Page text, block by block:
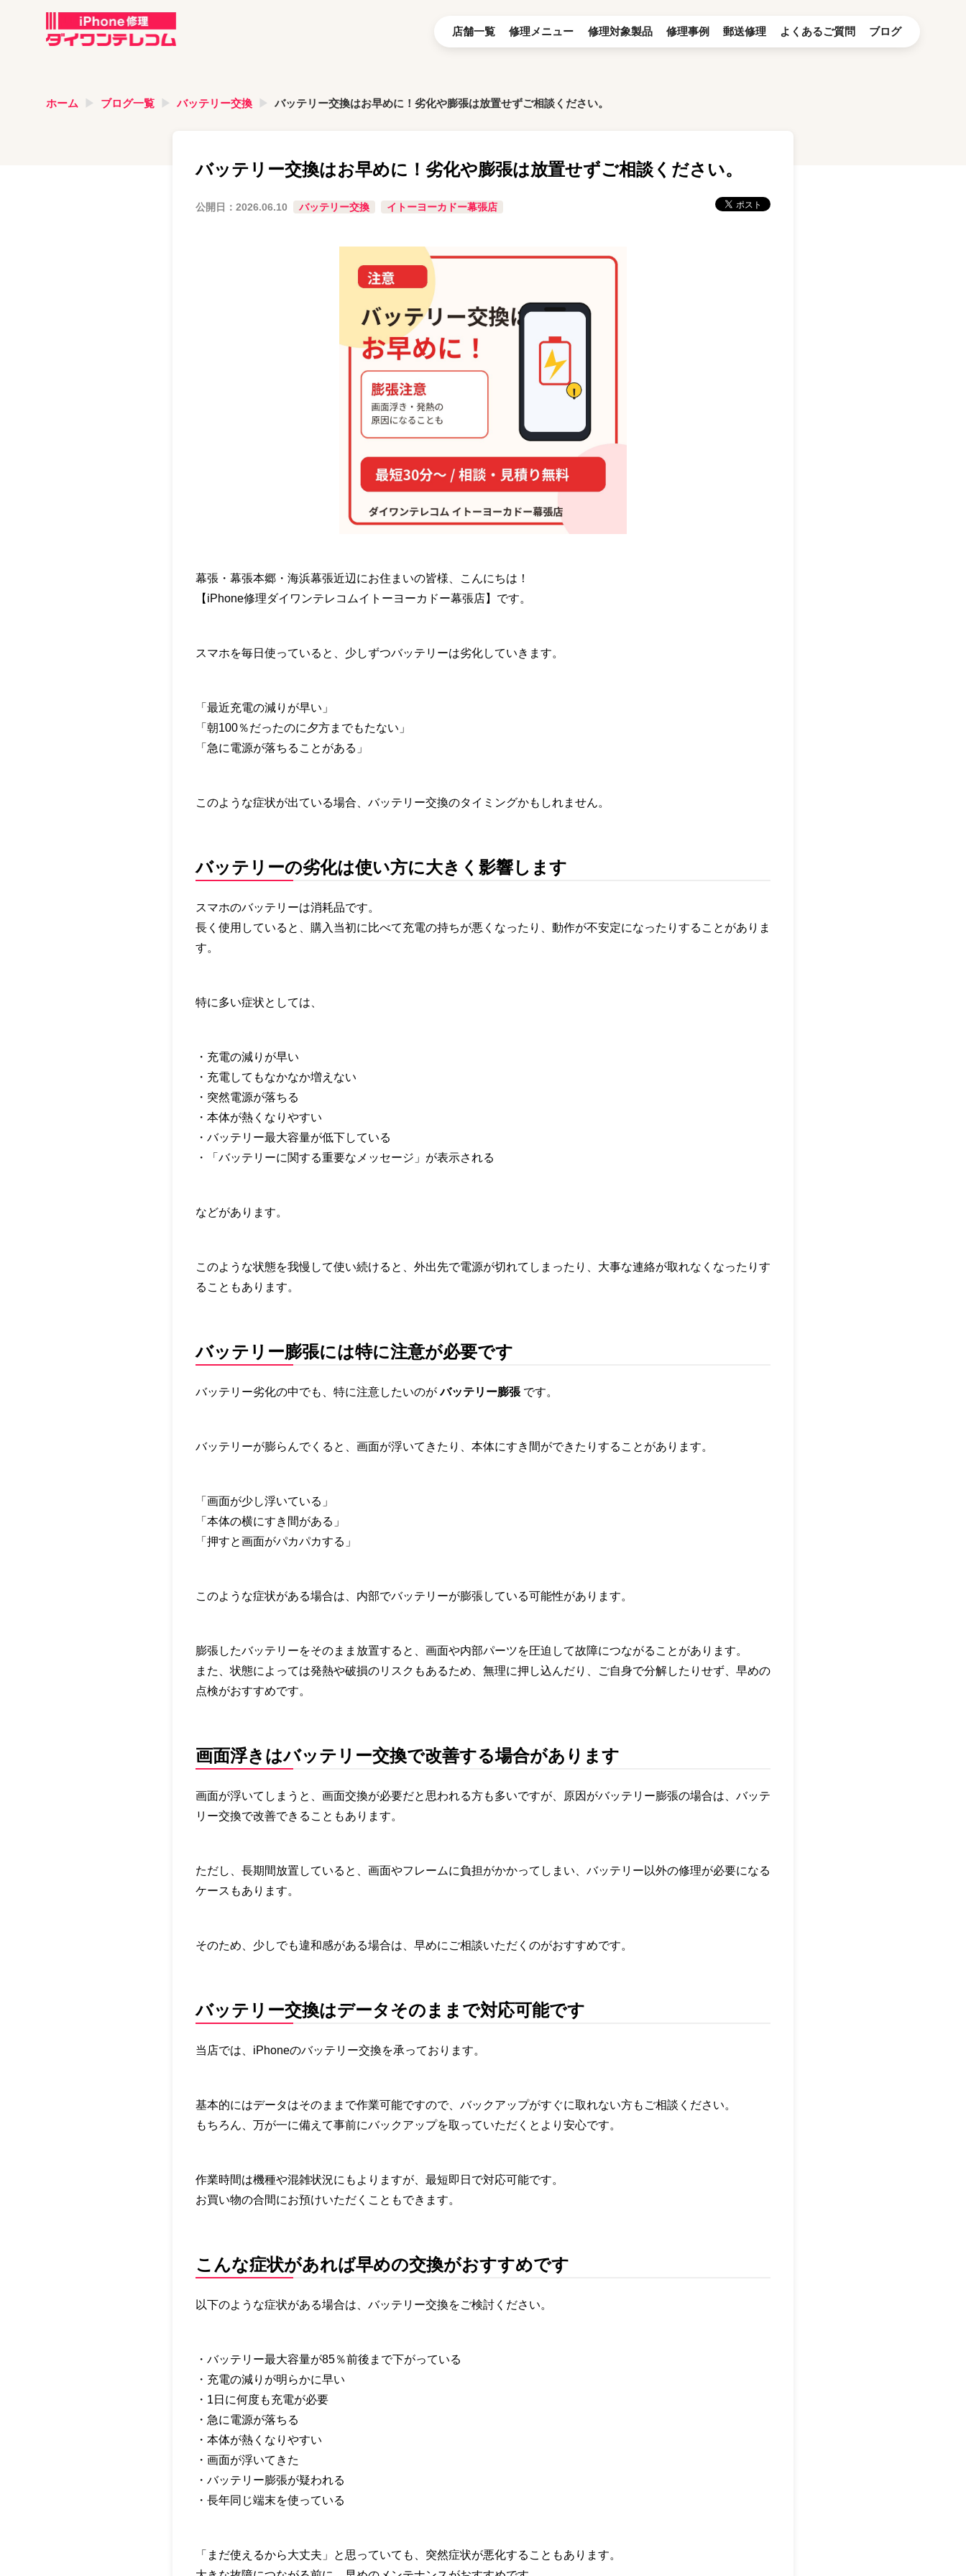
店舗一覧 修理メニュー 修理対象製品 修理事例 郵送修理 よくあるご質問 ブログ
ホーム ブログ一覧 バッテリー交換 バッテリー交換はお早めに！劣化や膨張は放置せずご相談ください。
バッテリー交換はお早めに！劣化や膨張は放置せずご相談ください。
公開日： 2026.06.10 バッテリー交換 イトーヨーカドー幕張店
幕張・幕張本郷・海浜幕張近辺にお住まいの皆様、こんにちは！
【iPhone修理ダイワンテレコムイトーヨーカドー幕張店】です。
スマホを毎日使っていると、少しずつバッテリーは劣化していきます。
「最近充電の減りが早い」
「朝100％だったのに夕方までもたない」
「急に電源が落ちることがある」
このような症状が出ている場合、バッテリー交換のタイミングかもしれません。
バッテリーの劣化は使い方に大きく影響します
スマホのバッテリーは消耗品です。
長く使用していると、購入当初に比べて充電の持ちが悪くなったり、動作が不安定になったりすることがありま
す。
特に多い症状としては、
・充電の減りが早い
・充電してもなかなか増えない
・突然電源が落ちる
・本体が熱くなりやすい
・バッテリー最大容量が低下している
・「バッテリーに関する重要なメッセージ」が表示される
などがあります。
このような状態を我慢して使い続けると、外出先で電源が切れてしまったり、大事な連絡が取れなくなったりす
ることもあります。
バッテリー膨張には特に注意が必要です
バッテリー劣化の中でも、特に注意したいのがバッテリー膨張 です。
バッテリーが膨らんでくると、画面が浮いてきたり、本体にすき間ができたりすることがあります。
「画面が少し浮いている」
「本体の横にすき間がある」
「押すと画面がパカパカする」
このような症状がある場合は、内部でバッテリーが膨張している可能性があります。
膨張したバッテリーをそのまま放置すると、画面や内部パーツを圧迫して故障につながることがあります。
また、状態によっては発熱や破損のリスクもあるため、無理に押し込んだり、ご自身で分解したりせず、早めの
点検がおすすめです。
画面浮きはバッテリー交換で改善する場合があります
画面が浮いてしまうと、画面交換が必要だと思われる方も多いですが、原因がバッテリー膨張の場合は、バッテ
リー交換で改善できることもあります。
ただし、長期間放置していると、画面やフレームに負担がかかってしまい、バッテリー以外の修理が必要になる
ケースもあります。
そのため、少しでも違和感がある場合は、早めにご相談いただくのがおすすめです。
バッテリー交換はデータそのままで対応可能です
当店では、iPhoneのバッテリー交換を承っております。
基本的にはデータはそのままで作業可能ですので、バックアップがすぐに取れない方もご相談ください。
もちろん、万が一に備えて事前にバックアップを取っていただくとより安心です。
作業時間は機種や混雑状況にもよりますが、最短即日で対応可能です。
お買い物の合間にお預けいただくこともできます。
こんな症状があれば早めの交換がおすすめです
以下のような症状がある場合は、バッテリー交換をご検討ください。
・バッテリー最大容量が85％前後まで下がっている
・充電の減りが明らかに早い
・1日に何度も充電が必要
・急に電源が落ちる
・本体が熱くなりやすい
・画面が浮いてきた
・バッテリー膨張が疑われる
・長年同じ端末を使っている
「まだ使えるから大丈夫」と思っていても、突然症状が悪化することもあります。